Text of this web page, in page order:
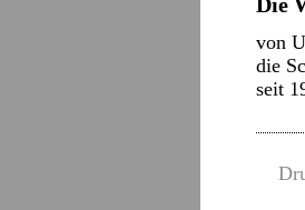
von
die
seit